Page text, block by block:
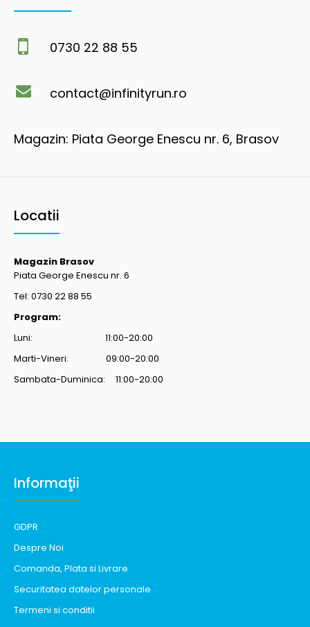
0730 22 88 55
contact@infinityrun.ro
Magazin: Piata George Enescu nr. 6, Brasov
Locatii
Magazin Brasov
Piata George Enescu nr. 6
Tel: 0730 22 88 55
Program:
Luni: 11:00-20:00
Marti-Vineri: 09:00-20:00
Sambata-Duminica: 11:00-20:00
Informaţii
GDPR
Despre Noi
Comanda, Plata si Livrare
Securitatea datelor personale
Termeni si conditii